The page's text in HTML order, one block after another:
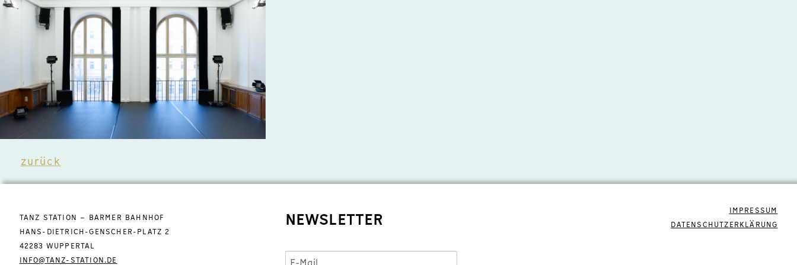
zurück
TANZ STATION – BARMER BAHNHOF
HANS-DIETRICH-GENSCHER-PLATZ 2
42283 WUPPERTAL
INFO@TANZ-STATION.DE
NEWSLETTER
IMPRESSUM
DATENSCHUTZERKLÄRUNG